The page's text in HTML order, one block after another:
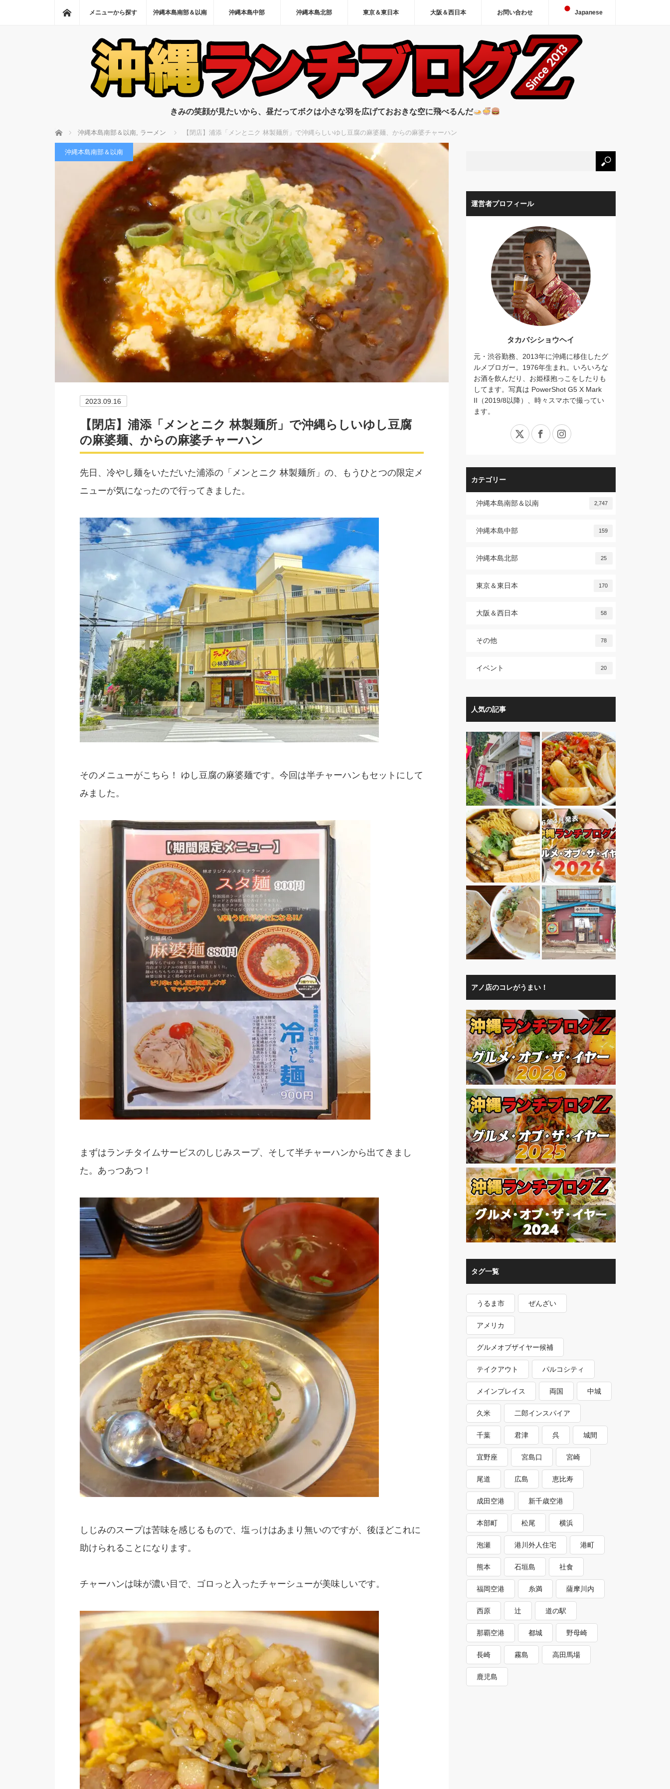
ホーム
メニューから探す 沖縄本島南部＆以南 沖縄本島中部 沖縄本島北部 東京＆東日本 大阪＆西日本 お問い合わせ Japanese
きみの笑顔が見たいから、昼だってボクは小さな羽を広げておおきな空に飛べるんだ
ホーム 沖縄本島南部＆以南, ラーメン 【閉店】浦添「メンとニク 林製麺所」で沖縄らしいゆし豆腐の麻婆麺、からの麻婆チャーハン
沖縄本島南部＆以南
2023.09.16
【閉店】浦添「メンとニク 林製麺所」で沖縄らしいゆし豆腐
の麻婆麺、からの麻婆チャーハン
先日、冷やし麺をいただいた浦添の「メンとニク 林製麺所」の、もうひとつの限定メ
ニューが気になったので行ってきました。
そのメニューがこちら！ ゆし豆腐の麻婆麺です。今回は半チャーハンもセットにして
みました。
まずはランチタイムサービスのしじみスープ、そして半チャーハンから出てきまし
た。あっつあつ！
しじみのスープは苦味を感じるもので、塩っけはあまり無いのですが、後ほどこれに
助けられることになります。
チャーハンは味が濃い目で、ゴロっと入ったチャーシューが美味しいです。
運営者プロフィール
タカバシショウヘイ
元・渋谷勤務、2013年に沖縄に移住したグ
ルメブロガー。1976年生まれ。いろいろな
お酒を飲んだり、お姫様抱っこをしたりも
してます。写真は PowerShot G5 X Mark
II（2019/8以降）、時々スマホで撮ってい
ます。
X FacebookInstagram
カテゴリー
沖縄本島南部＆以南 2,747
沖縄本島中部 159
沖縄本島北部 25
東京＆東日本 170
大阪＆西日本 58
その他 78
イベント 20
人気の記事
アノ店のコレがうまい！
タグ一覧
うるま市 ぜんざい
アメリカ
グルメオブザイヤー候補
テイクアウト パルコシティ
メインプレイス 両国 中城
久米 二郎インスパイア
千葉 君津 呉 城間
宜野座 宮島口 宮崎
尾道 広島 恵比寿
成田空港 新千歳空港
本部町 松尾 横浜
泡瀬 港川外人住宅 港町
熊本 石垣島 社食
福岡空港 糸満 薩摩川内
西原 辻 道の駅
那覇空港 都城 野母崎
長崎 霧島 高田馬場
鹿児島